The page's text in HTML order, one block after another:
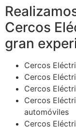
Cercos
gran
Cercos
Cercos
Cercos
Cercos
automóviles
Cercos